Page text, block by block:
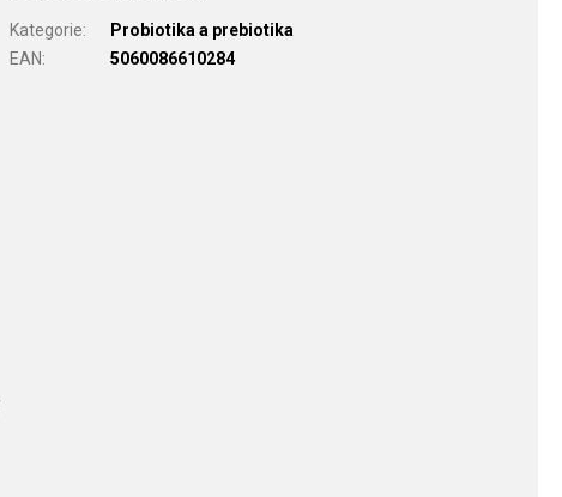
Kategorie:
Probiotika a prebiotika
EAN: 5060086610284